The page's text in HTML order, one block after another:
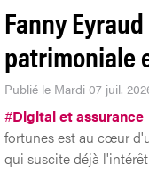
Fanny
patrimoniale
Publié le Mardi 07 juil.
#Digital et assurance
fortunes est au cœur
qui suscite déjà